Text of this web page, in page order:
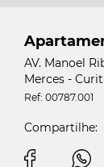
AV. Manoel
Merces -
Ref: 00787.001
Compartilhe: